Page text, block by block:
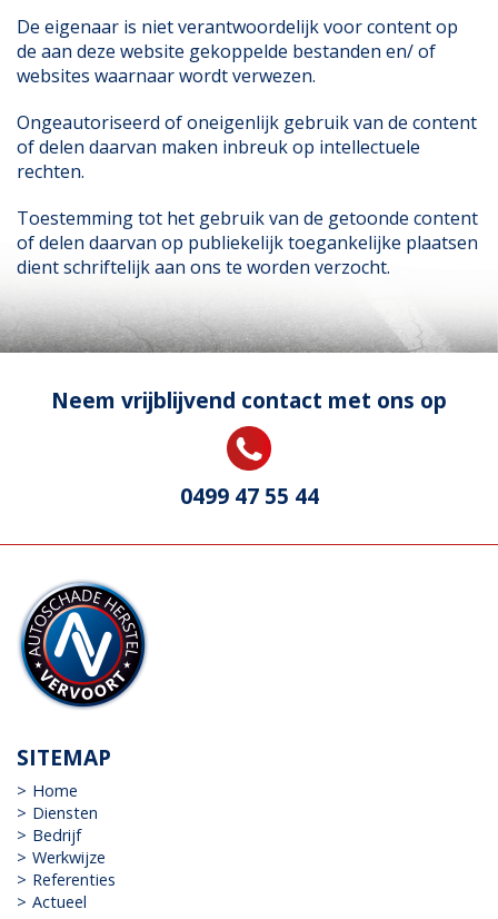
De eigenaar is niet verantwoordelijk voor content op
de aan deze website gekoppelde bestanden en/ of
websites waarnaar wordt verwezen.
Ongeautoriseerd of oneigenlijk gebruik van de content
of delen daarvan maken inbreuk op intellectuele
rechten.
Toestemming tot het gebruik van de getoonde content
of delen daarvan op publiekelijk toegankelijke plaatsen
dient schriftelijk aan ons te worden verzocht.
Neem vrijblijvend contact met ons op
0499 47 55 44
SITEMAP
Home
Diensten
Bedrijf
Werkwijze
Referenties
Actueel